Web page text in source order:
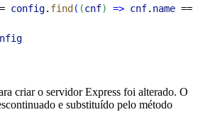
= config. find ( (cnf) => cnf. name
criar o servidor Express foi alterado. O
e substituído pelo método